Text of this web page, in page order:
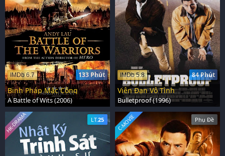
133 Phút
IMDb 6.7
Binh Pháp Mặc Công
A Battle of Wits (2006)
84 Phút
IMDb 5.8
Viên Đạn Vô Tình
Bulletproof (1996)
LT.25
HK-DRAMA Phụ Đề
C-MOVIE